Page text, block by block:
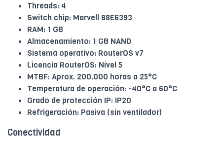
Threads: 4
Switch chip: Marvell 88E6393
RAM: 1 GB
Almacenamiento: 1 GB NAND
Sistema operativo: RouterOS v7
Licencia RouterOS: Nivel 5
MTBF: Aprox. 200.000 horas a 25°C
Temperatura de operación: -40°C a 60°C
Grado de protección IP: IP20
Refrigeración: Pasiva (sin ventilador)
Conectividad